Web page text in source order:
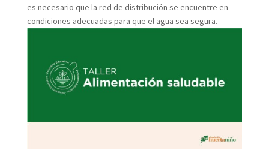
es necesario que la red de distribución se encuentre en
condiciones adecuadas para que el agua sea segura.